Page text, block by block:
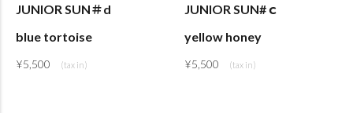
JUNIOR SUN＃d
blue tortoise
¥5,500
JUNIOR SUN#ｃ
yellow honey
¥5,500